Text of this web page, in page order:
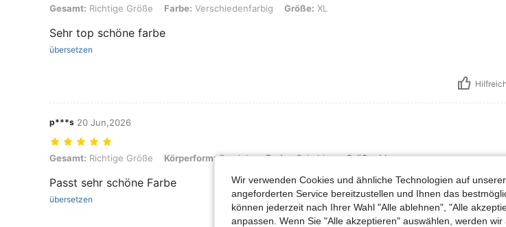
Gesamt: Richtige Größe, Farbe: Verschiedenfarbig, Größe: XL
Gesamt: Richtige Größe Farbe: Verschiedenfarbig Größe: XL
Sehr top schöne farbe
übersetzen
p***s 20 Jun,2026
Gesamt: Richtige Größe, Körperform: Sanduhr, Farbe: Babyblau, Größe: M
Gesamt: Richtige Größe Körperform:Sanduhr Farbe:Babyblau Größe:M
Passt sehr schöne Farbe
übersetzen
Wir verwenden Cookies und ähnliche Technologien auf
angeforderten Service bereitzustellen und Ihnen das
können jederzeit nach Ihrer Wahl "Alle ablehnen", "Alle
anpassen. Wenn Sie "Alle akzeptieren" auswählen, werden